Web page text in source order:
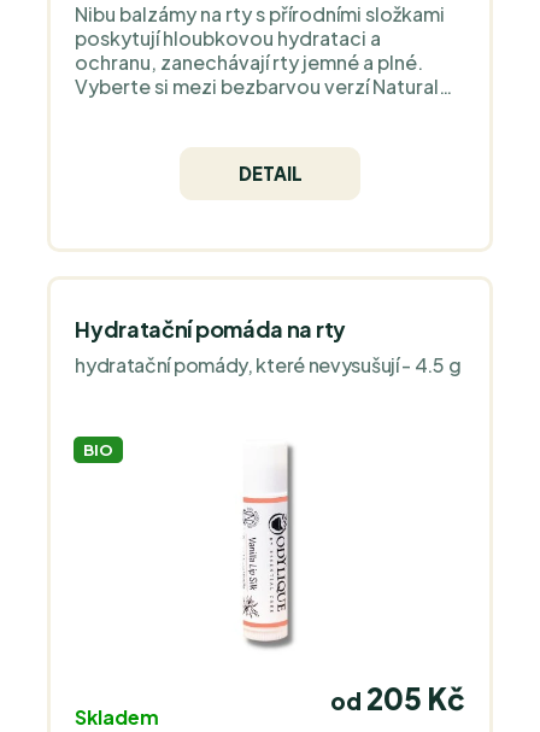
Nibu balzámy na rty s přírodními složkami
poskytují hloubkovou hydrataci a
ochranu, zanechávají rty jemné a plné.
Vyberte si mezi bezbarvou verzí Natural
DETAIL
Hydratační pomáda na rty
hydratační pomády, které nevysušují - 4.5 g
BIO
Skladem
od 205 Kč